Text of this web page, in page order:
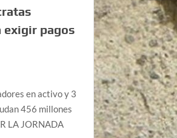
exigir pagos
en activo y 3
456 millones
LA JORNADA